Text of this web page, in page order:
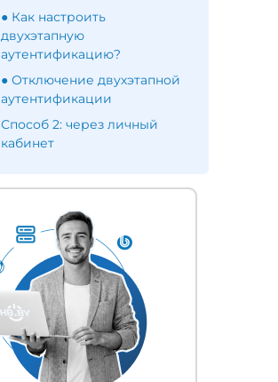
● Как настроить
двухэтапную
аутентификацию?
● Отключение двухэтапной
аутентификации
Способ 2: через личный
кабинет